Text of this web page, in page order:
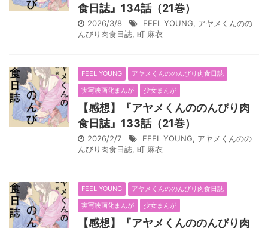
食日誌』134話（21巻）
2026/3/8 FEEL YOUNG, アヤメくんのの
んびり肉食日誌, 町 麻衣
FEEL YOUNG
アヤメくんののんびり肉食日誌
実写映画化まんが
少女まんが
【感想】『アヤメくんののんびり肉
食日誌』133話（21巻）
2026/2/7 FEEL YOUNG, アヤメくんのの
んびり肉食日誌, 町 麻衣
FEEL YOUNG
アヤメくんののんびり肉食日誌
実写映画化まんが
少女まんが
【感想】『アヤメくんののんびり肉